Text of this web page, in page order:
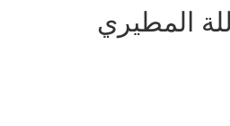
المطيري